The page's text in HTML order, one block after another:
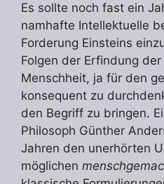
Es sollte noch fast ein
namhafte Intellektuelle
Forderung Einsteins
Folgen der Erfindung
Menschheit, ja für den
konsequent zu
den Begriff zu bringen.
Philosoph Günther
Jahren den unerhörten
möglichen